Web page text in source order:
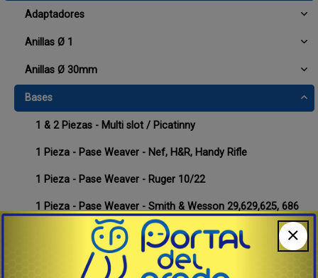
Adaptadores
Anillas Ø 1
Anillas Ø 30mm
Bases
1 & 2 Piezas - Multi slot / Picatinny
1 Pieza - Pase Weaver - Nef, H&R, Handy Rifle
1 Pieza - Pase Weaver - Ruger 10/22
1 Pieza - Pase Weaver - Smith & Wesson 29,629,625, 686
,Taurus
2 Piezas - Pase Weaver - Delanteras, Traseras y Juegos
QR - Mauser 98, FN series, Interarms Mark X